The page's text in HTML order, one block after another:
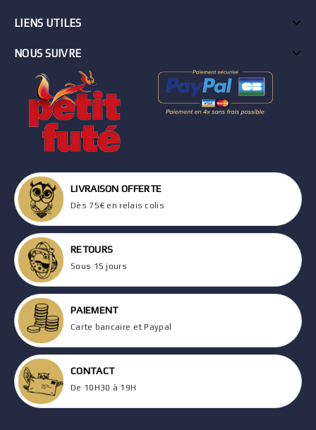
LIENS UTILES
NOUS SUIVRE
LIVRAISON OFFERTE
Dès 75€ en relais colis
RETOURS
Sous 15 jours
PAIEMENT
Carte bancaire et Paypal
CONTACT
De 10H30 à 19H